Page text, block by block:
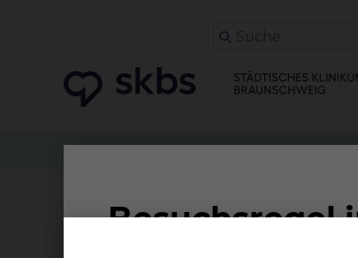
Facharztweiterbildung Neurologie
Physikalische